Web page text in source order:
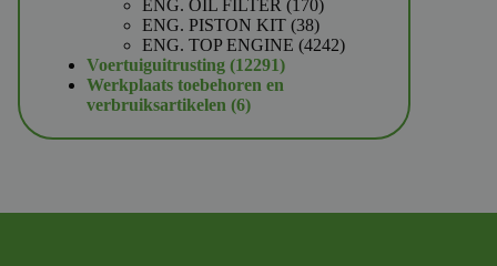
producten
ENG. OIL FILTER 170170
producten
ENG. PISTON KIT 3838
producten
ENG. TOP ENGINE 42424242
Voertuiguitrusting 1229112291
producten
Werkplaats toebehoren en
verbruiksartikelen 66